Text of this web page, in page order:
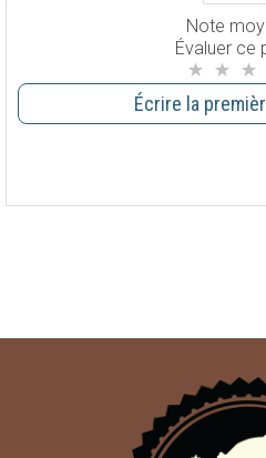
Note
Évaluer ce
Écrire la